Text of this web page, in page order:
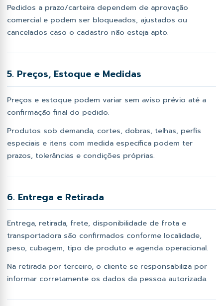
Pedidos a prazo/carteira dependem de aprovação
comercial e podem ser bloqueados, ajustados ou
cancelados caso o cadastro não esteja apto.
5. Preços, Estoque e Medidas
Preços e estoque podem variar sem aviso prévio até a
confirmação final do pedido.
Produtos sob demanda, cortes, dobras, telhas, perfis
especiais e itens com medida específica podem ter
prazos, tolerâncias e condições próprias.
6. Entrega e Retirada
Entrega, retirada, frete, disponibilidade de frota e
transportadora são confirmados conforme localidade,
peso, cubagem, tipo de produto e agenda operacional.
Na retirada por terceiro, o cliente se responsabiliza por
informar corretamente os dados da pessoa autorizada.